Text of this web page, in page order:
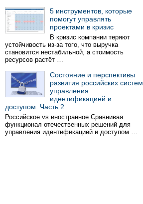
5 инструментов, которые
помогут управлять
проектами в кризис
В кризис компании теряют
устойчивость из-за того, что выручка
становится нестабильной, а стоимость
ресурсов растёт …
Состояние и перспективы
развития российских систем
управления
идентификацией и
доступом. Часть 2
Российское vs иностранное Сравнивая
функционал отечественных решений для
управления идентификацией и доступом …